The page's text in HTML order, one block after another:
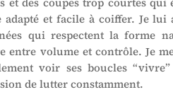
adapté et facile à coiffer. Je lui
qui respectent la forme
entre volume et contrôle. Je
voir ses boucles
de lutter constamment.